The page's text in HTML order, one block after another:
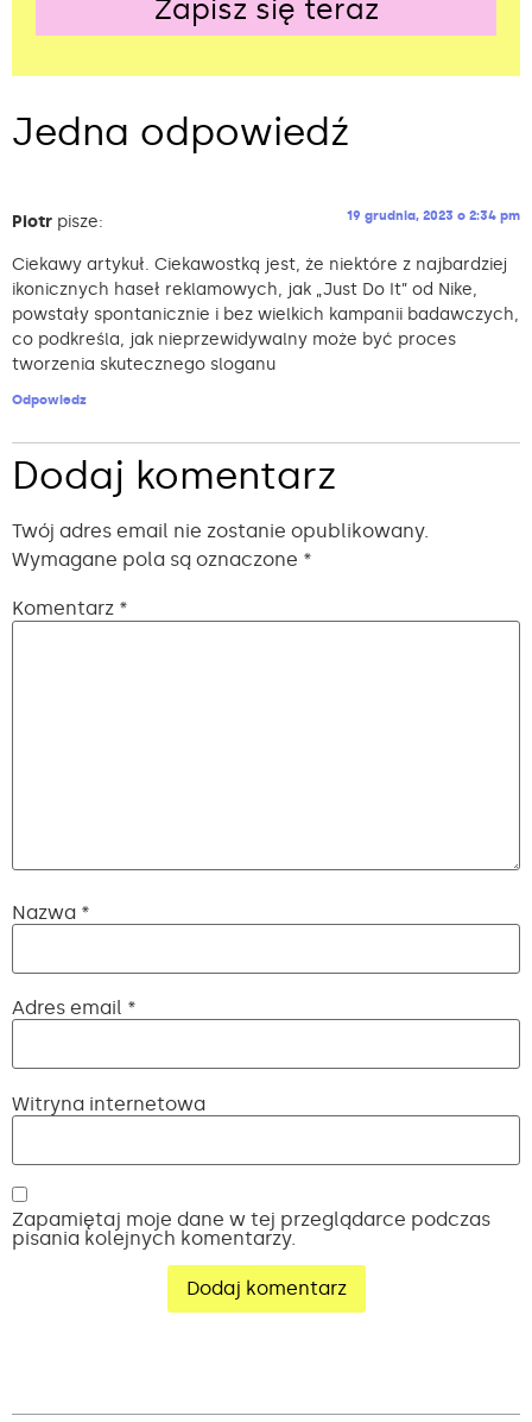
Zapisz się teraz
Jedna odpowiedź
Piotr pisze: 19 grudnia, 2023 o 2:34 pm
Ciekawy artykuł. Ciekawostką jest, że niektóre z najbardziej
ikonicznych haseł reklamowych, jak „Just Do It” od Nike,
powstały spontanicznie i bez wielkich kampanii badawczych,
co podkreśla, jak nieprzewidywalny może być proces
tworzenia skutecznego sloganu
Odpowiedz
Dodaj komentarz
Twój adres email nie zostanie opublikowany.
Wymagane pola są oznaczone *
Komentarz *
Nazwa *
Adres email *
Witryna internetowa
Zapamiętaj moje dane w tej przeglądarce podczas
pisania kolejnych komentarzy.